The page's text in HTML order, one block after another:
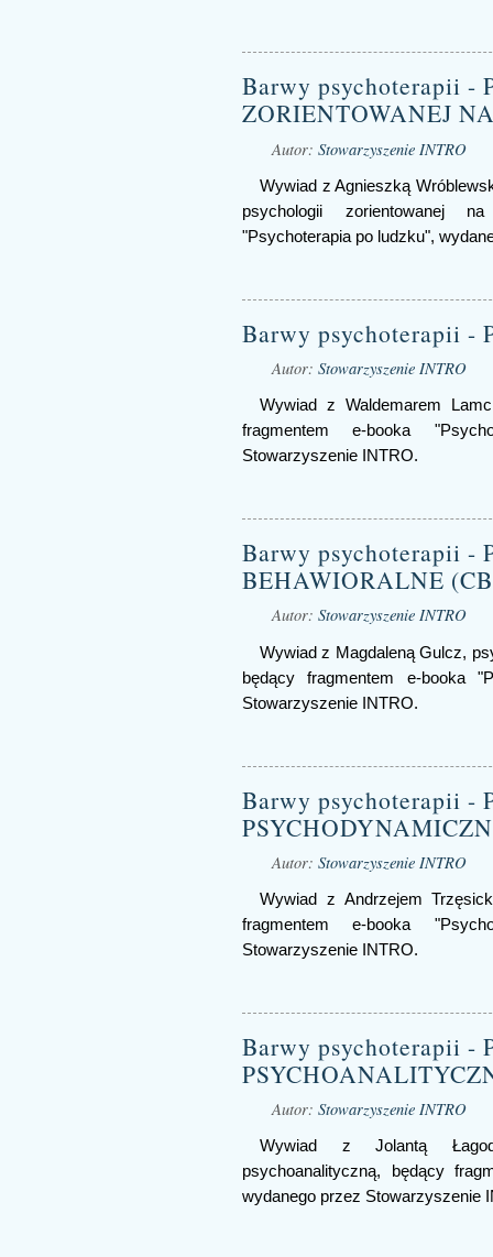
Barwy psychoterapii -
ZORIENTOWANEJ
Autor: Stowarzyszenie INTRO
Wywiad z Agnieszką
psychologii zorientowanej
"Psychoterapia po ludzku",
Barwy psychoterapii -
Autor: Stowarzyszenie INTRO
Wywiad z Waldemarem
fragmentem e-booka
Stowarzyszenie INTRO.
Barwy psychoterapii -
BEHAWIORALNE
Autor: Stowarzyszenie INTRO
Wywiad z Magdaleną Gulcz,
będący fragmentem e-booka
Stowarzyszenie INTRO.
Barwy psychoterapii -
Autor: Stowarzyszenie INTRO
Wywiad z Andrzejem
fragmentem e-booka
Stowarzyszenie INTRO.
Barwy psychoterapii -
Autor: Stowarzyszenie INTRO
Wywiad z Jolantą
psychoanalityczną, będący
wydanego przez Stowarzyszenie